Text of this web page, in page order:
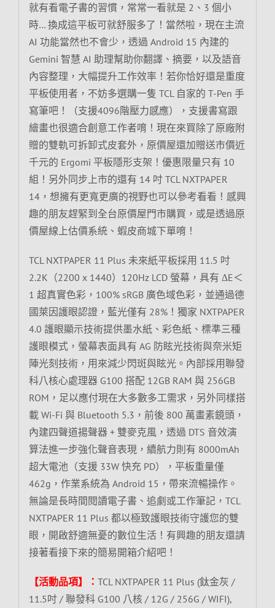
就有看電子書的習慣，常常一看就是 2、3 個小
時… 換成這平板可就舒服多了！當然啦，現在主流
AI 功能當然也不會少，透過 Android 15 內建的
Gemini 智慧 AI 助理幫助你翻譯、摘要，以及語音
內容整理，大幅提升工作效率！若你恰好還是重度
平板使用者，不妨多選購一隻 TCL 自家的 T-Pen 手
寫筆吧！（支援4096階壓力感應），支援書寫跟
繪畫也很適合創意工作者唷！現在來買除了原廠附
贈的雙軌可拆卸式皮套外，原價屋還加贈送市價近
千元的 Ergomi 平板隱形支架！優惠限量只有 10
組！另外同步上市的還有 14 吋 TCL NXTPAPER
14，想擁有更寬更廣的視野也可以參考看看！感興
趣的朋友趕緊到全台原價屋門市購買，或是透過原
價屋線上估價系統、蝦皮商城下單唷！
TCL NXTPAPER 11 Plus 未來紙平板採用 11.5 吋
2.2K（2200 x 1440）120Hz LCD 螢幕，具有 ΔE＜
1 超真實色彩，100% sRGB 廣色域色彩，並通過德
國萊因護眼認證，藍光僅有 28%！獨家 NXTPAPER
4.0 護眼顯示技術提供墨水紙、彩色紙、標準三種
護眼模式，螢幕表面具有 AG 防眩光技術與奈米矩
陣光刻技術，用來減少閃斑與眩光。內部採用聯發
科八核心處理器 G100 搭配 12GB RAM 與 256GB
ROM，足以應付現在大多數多工需求，另外同樣搭
載 Wi-Fi 與 Bluetooth 5.3，前後 800 萬畫素鏡頭，
內建四聲道揚聲器 + 雙麥克風，透過 DTS 音效演
算法進一步強化聲音表現，續航力則有 8000mAh
超大電池（支援 33W 快充 PD），平板重量僅
462g，作業系統為 Android 15，帶來流暢操作。
無論是長時間閱讀電子書、追劇或工作筆記，TCL
NXTPAPER 11 Plus 都以極致護眼技術守護您的雙
眼，開啟舒適無憂的數位生活！有興趣的朋友還請
接著看接下來的簡易開箱介紹吧！
【活動品項】： TCL NXTPAPER 11 Plus (鈦金灰 /
11.5吋 / 聯發科 G100 八核 / 12G / 256G / WIFI),